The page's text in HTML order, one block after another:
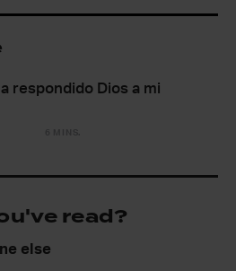
respondido Dios a mi
read?
else